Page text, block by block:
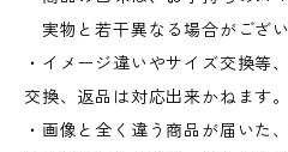
実物と若干異なる場合がござい
・イメージ違いやサイズ交換等
交換、返品は対応出来かねます。
・画像と全く違う商品が届いた